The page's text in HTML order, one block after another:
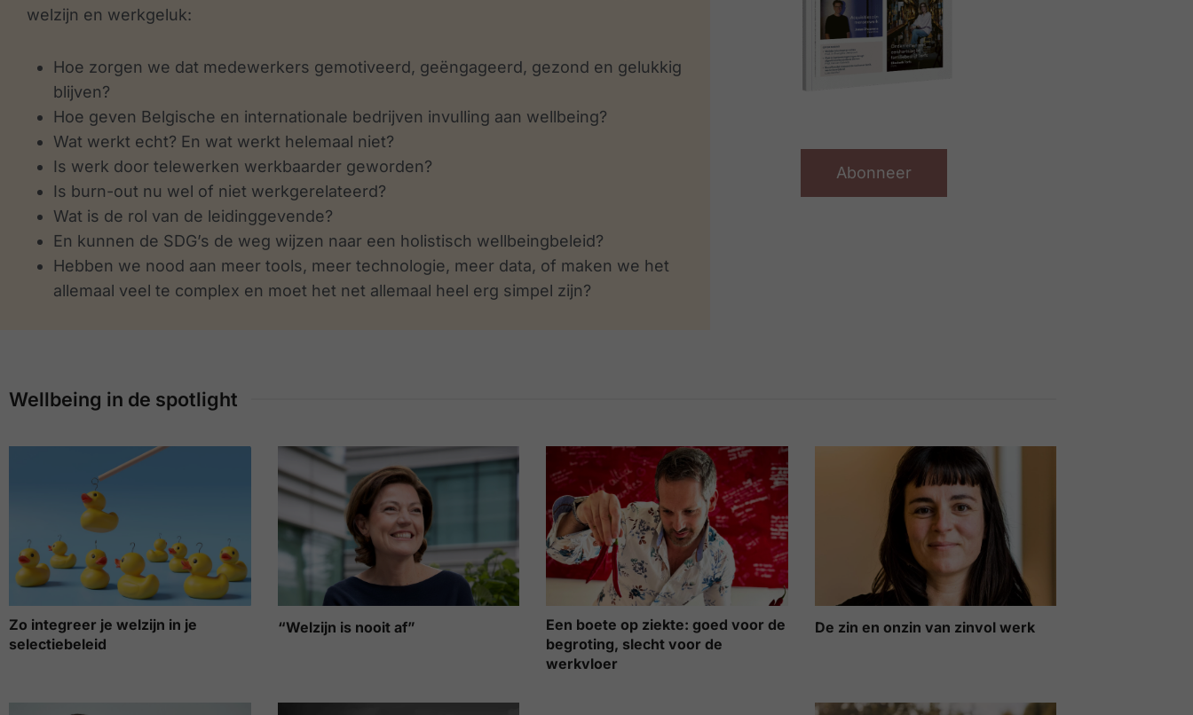
welzijn en werkgeluk:
Hoe zorgen we dat medewerkers gemotiveerd, geëngageerd, gezond en gelukkig
blijven?
Hoe geven Belgische en internationale bedrijven invulling aan wellbeing?
Wat werkt echt? En wat werkt helemaal niet?
Is werk door telewerken werkbaarder geworden?
Is burn-out nu wel of niet werkgerelateerd?
Wat is de rol van de leidinggevende?
En kunnen de SDG’s de weg wijzen naar een holistisch wellbeingbeleid?
Hebben we nood aan meer tools, meer technologie, meer data, of maken we het
allemaal veel te complex en moet het net allemaal heel erg simpel zijn?
Abonneer
Wellbeing in de spotlight
Zo integreer je welzijn in je
selectiebeleid
“Welzijn is nooit af”
Een boete op ziekte: goed voor de
begroting, slecht voor de
werkvloer
De zin en onzin van zinvol werk